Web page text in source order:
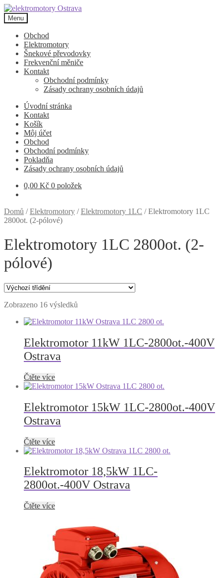
Přeskočit
na
navigaci
Přejít
k
obsahu
webu
Menu
Obchod
Elektromotory
Šnekové převodovky
Frekvenční měniče
Kontakt
Obchodní podmínky
Zásady ochrany osobních údajů
Úvodní stránka
Kontakt
Košík
Môj účet
Obchod
Obchodní podmínky
Pokladňa
Zásady ochrany osobních údajů
0,00 Kč 0 položek
Domů /Elektromotory /Elektromotory 1LC /Elektromotory 1LC
2800ot. (2-pólové)
Elektromotory 1LC 2800ot. (2-
pólové)
Zobrazeno 16 výsledků
Elektromotor 11kW 1LC-2800ot.-400V
Ostrava
Čtěte více
Elektromotor 15kW 1LC-2800ot.-400V
Ostrava
Čtěte více
Elektromotor 18,5kW 1LC-
2800ot.-400V Ostrava
Čtěte více